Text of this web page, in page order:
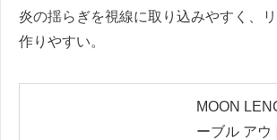
炎の揺らぎを視線に取り込みやすく、
作りやすい。
MOON
ーブル アウ